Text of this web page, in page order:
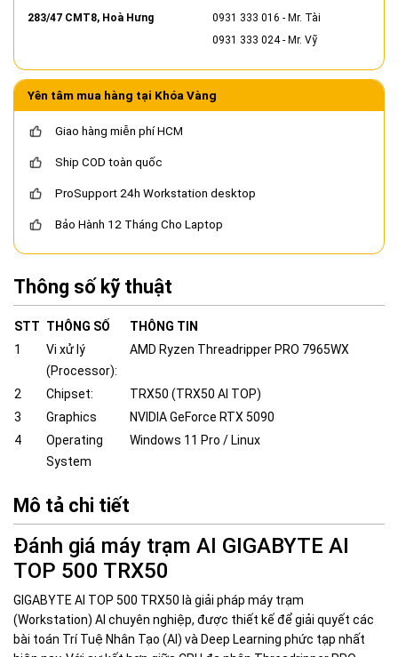
283/47 CMT8, Hoà Hưng 0931 333 016 - Mr. Tài
0931 333 024- Mr. Vỹ
Yên tâm mua hàng tại Khóa Vàng
Giao hàng miễn phí HCM
Ship COD toàn quốc
ProSupport 24h Workstation desktop
Bảo Hành 12 Tháng Cho Laptop
Thông số kỹ thuật
STT THÔNG SỐ
THÔNG TIN
1
Vi xử lý
(Processor):
AMD Ryzen Threadripper PRO 7965WX
2 Chipset:
TRX50 (TRX50 AI TOP)
3
Graphics
NVIDIA GeForce RTX 5090
4
Operating
System
Windows 11 Pro / Linux
Mô tả chi tiết
Đánh giá máy trạm AI GIGABYTE AI
TOP 500 TRX50
GIGABYTE AI TOP 500 TRX50 là giải pháp máy trạm
(Workstation) AI chuyên nghiệp, được thiết kế để giải quyết các
bài toán Trí Tuệ Nhân Tạo (AI) và Deep Learning phức tạp nhất